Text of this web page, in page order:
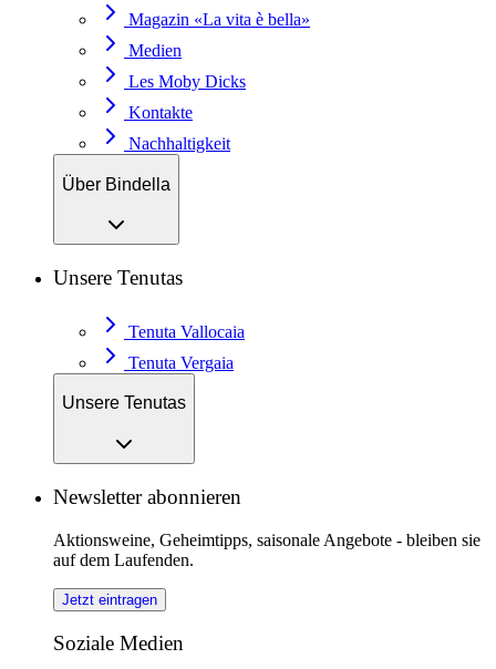
Magazin «La vita è bella»
Medien
Les Moby Dicks
Kontakte
Nachhaltigkeit
Über Bindella
Unsere Tenutas
Tenuta Vallocaia
Tenuta Vergaia
Unsere Tenutas
Newsletter abonnieren
Aktionsweine, Geheimtipps, saisonale Angebote - bleiben sie
auf dem Laufenden.
Jetzt eintragen
Soziale Medien